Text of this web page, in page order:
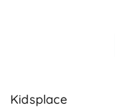
Kidsplace